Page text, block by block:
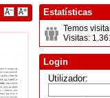
Estatísticas
Temos
Visitas:
Login
Utilizador: